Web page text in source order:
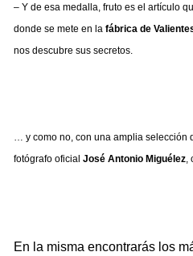
– Y de esa medalla, fruto es el artículo
donde se mete en la fábrica de
nos descubre sus secretos.
… y como no, con una amplia selección
fotógrafo oficial José Antonio Miguélez,
En la misma encontrarás los